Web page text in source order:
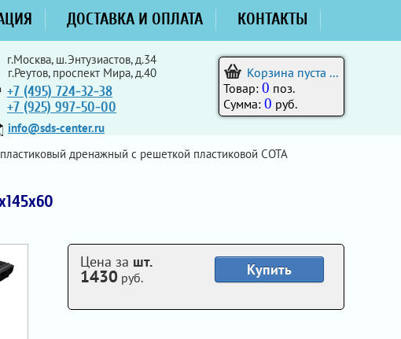
ДОСТАВКА И ОПЛАТА КОНТАКТЫ
г.Москва, ш.Энтузиастов, д.34
г.Реутов, проспект Мира, д.40
+7 (495) 724-32-38
+7 (925) 997-50-00
info@sds-center.ru
Корзина пуста ...
Товар: 0 поз.
Сумма: 0 руб.
дренажный с решеткой пластиковой СОТА
Купить
Цена за шт.
1430 руб.